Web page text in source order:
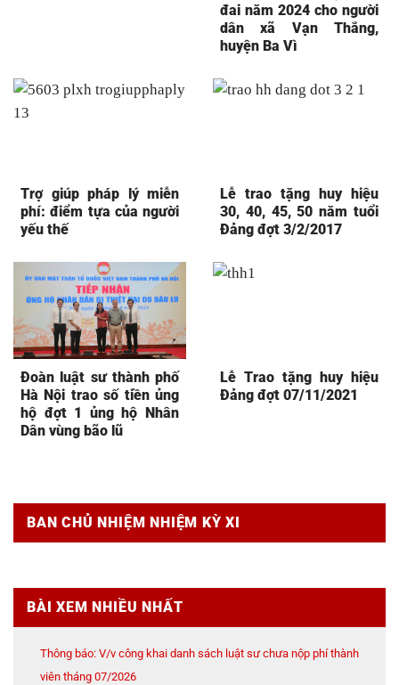
đai năm 2024 cho người
dân xã Vạn Thắng,
huyện Ba Vì
Trợ giúp pháp lý miễn
phí: điểm tựa của người
yếu thế
Lễ trao tặng huy hiệu
30, 40, 45, 50 năm tuổi
Đảng đợt 3/2/2017
Đoàn luật sư thành phố
Hà Nội trao số tiền ủng
hộ đợt 1 ủng hộ Nhân
Dân vùng bão lũ
Lễ Trao tặng huy hiệu
Đảng đợt 07/11/2021
BAN CHỦ NHIỆM NHIỆM KỲ XI
BÀI XEM NHIỀU NHẤT
Thông báo: V/v công khai danh sách luật sư chưa nộp phí thành
viên tháng 07/2026